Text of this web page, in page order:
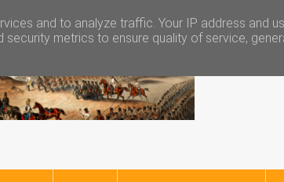
and to analyze traffic. Your IP address and
metrics to ensure quality of service,